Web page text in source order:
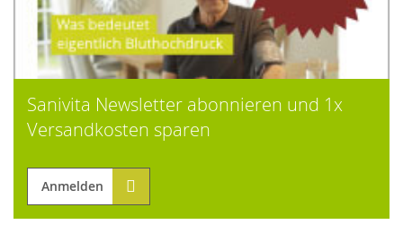
Sanivita Newsletter abonnieren und 1x
Versandkosten sparen
Anmelden